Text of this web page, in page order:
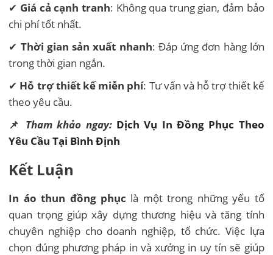
✔ Giá cả cạnh tranh: Không qua trung gian, đảm bảo
chi phí tốt nhất.
✔ Thời gian sản xuất nhanh: Đáp ứng đơn hàng lớn
trong thời gian ngắn.
✔ Hỗ trợ thiết kế miễn phí: Tư vấn và hỗ trợ thiết kế
theo yêu cầu.
📌 Tham khảo ngay: Dịch Vụ In Đồng Phục Theo
Yêu Cầu Tại Bình Định
Kết Luận
In áo thun đồng phục là một trong những yếu tố
quan trọng giúp xây dựng thương hiệu và tăng tính
chuyên nghiệp cho doanh nghiệp, tổ chức. Việc lựa
chọn đúng phương pháp in và xưởng in uy tín sẽ giúp